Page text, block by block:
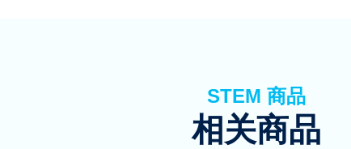
STEM 商品
相关商品